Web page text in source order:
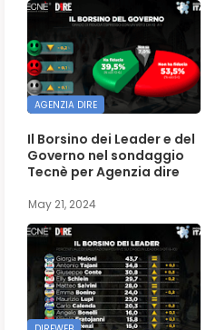
AGENZIA DIRE
Il Borsino dei Leader e del
Governo nel sondaggio
Tecnè per Agenzia dire
May 21, 2024